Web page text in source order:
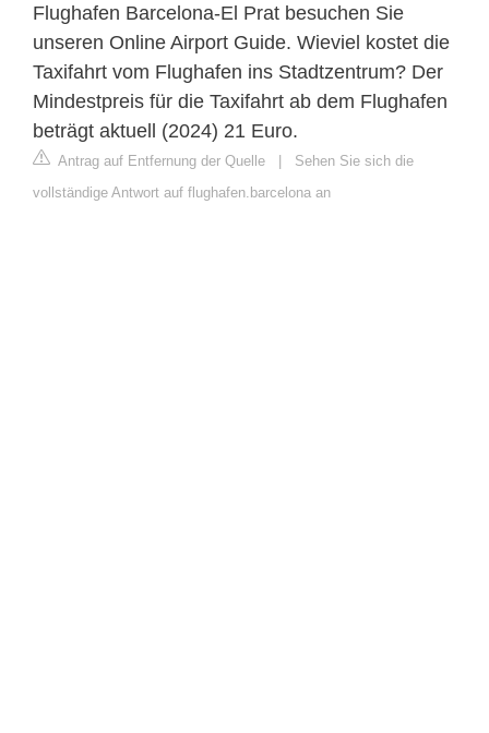
Flughafen Barcelona-El Prat besuchen Sie
unseren Online Airport Guide. Wieviel kostet die
Taxifahrt vom Flughafen ins Stadtzentrum? Der
Mindestpreis für die Taxifahrt ab dem Flughafen
beträgt aktuell (2024) 21 Euro.
Antrag auf Entfernung der Quelle | Sehen Sie sich die
vollständige Antwort auf flughafen.barcelona an